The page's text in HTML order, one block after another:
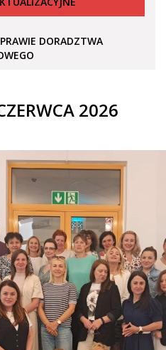
DORADZTWA
2026